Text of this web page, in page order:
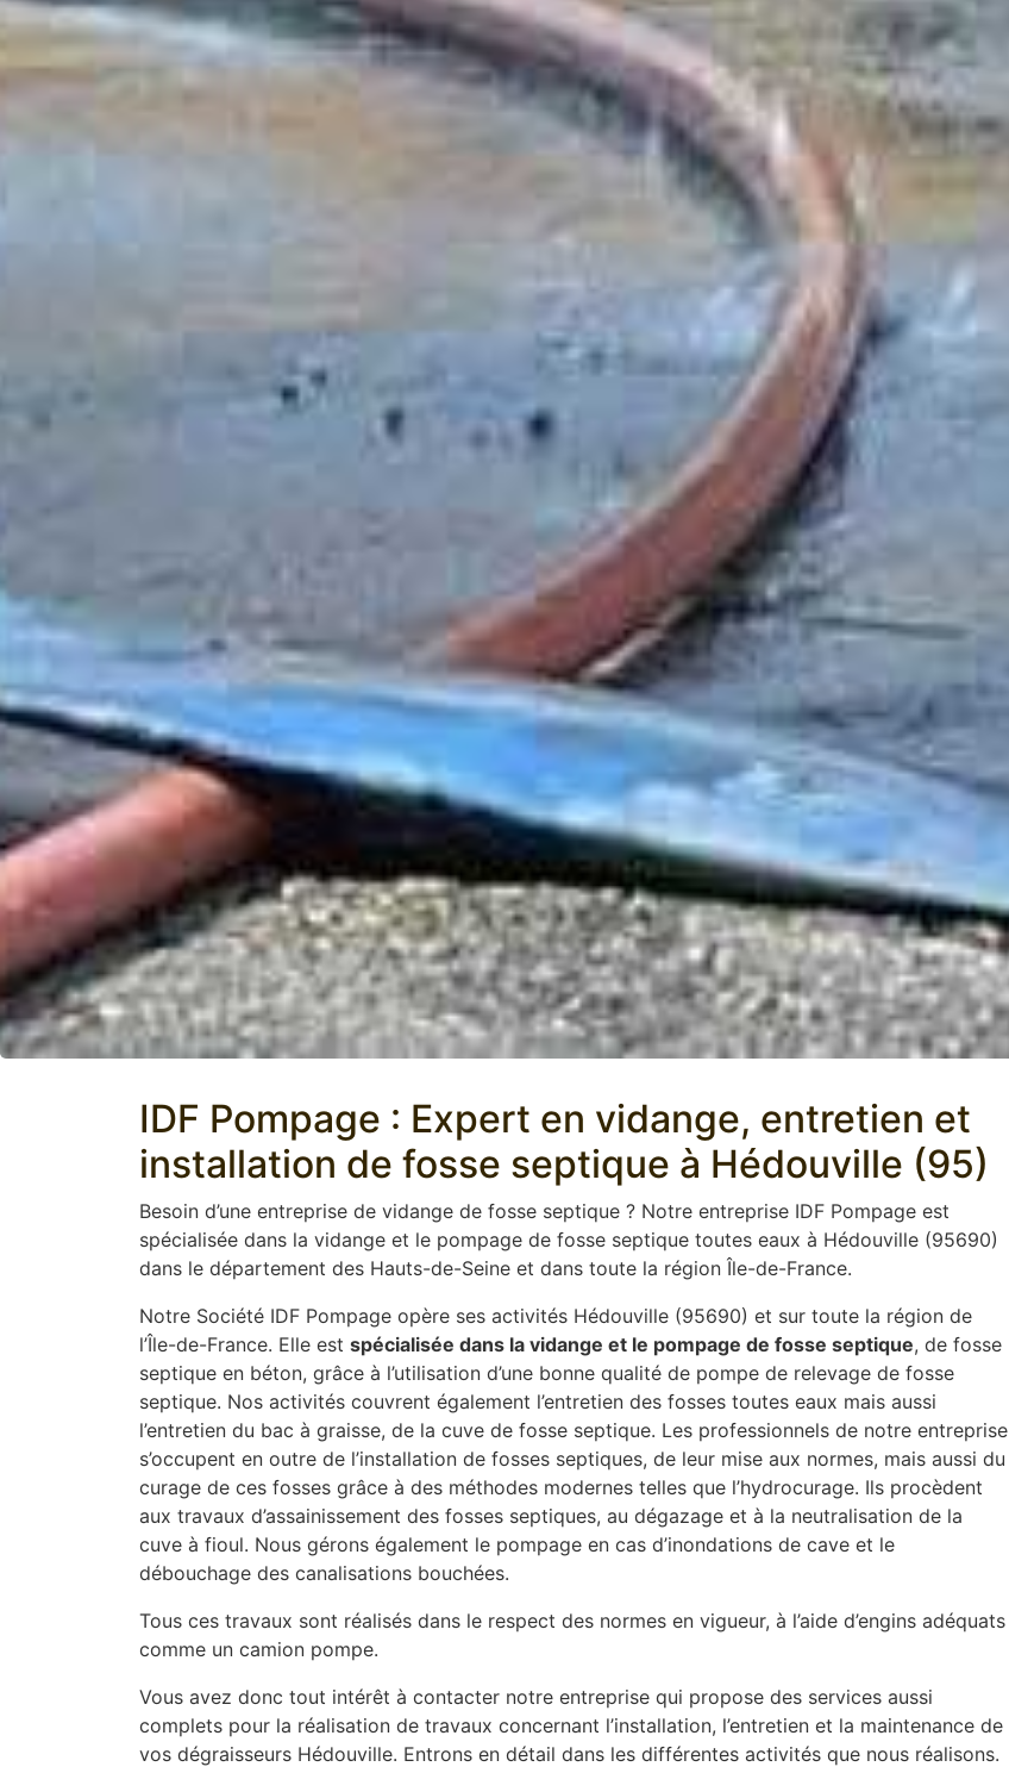
IDF Pompage : Expert en vidange, entretien et
installation de fosse septique à Hédouville (95)
Besoin d’une entreprise de vidange de fosse septique ? Notre entreprise IDF Pompage est
spécialisée dans la vidange et le pompage de fosse septique toutes eaux à Hédouville (95690)
dans le département des Hauts-de-Seine et dans toute la région Île-de-France.
Notre Société IDF Pompage opère ses activités Hédouville (95690) et sur toute la région de
l’Île-de-France. Elle est spécialisée dans la vidange et le pompage de fosse septique, de fosse
septique en béton, grâce à l’utilisation d’une bonne qualité de pompe de relevage de fosse
septique. Nos activités couvrent également l’entretien des fosses toutes eaux mais aussi
l’entretien du bac à graisse, de la cuve de fosse septique. Les professionnels de notre entreprise
s’occupent en outre de l’installation de fosses septiques, de leur mise aux normes, mais aussi du
curage de ces fosses grâce à des méthodes modernes telles que l’hydrocurage. Ils procèdent
aux travaux d’assainissement des fosses septiques, au dégazage et à la neutralisation de la
cuve à fioul. Nous gérons également le pompage en cas d’inondations de cave et le
débouchage des canalisations bouchées.
Tous ces travaux sont réalisés dans le respect des normes en vigueur, à l’aide d’engins adéquats
comme un camion pompe.
Vous avez donc tout intérêt à contacter notre entreprise qui propose des services aussi
complets pour la réalisation de travaux concernant l’installation, l’entretien et la maintenance de
vos dégraisseurs Hédouville. Entrons en détail dans les différentes activités que nous réalisons.